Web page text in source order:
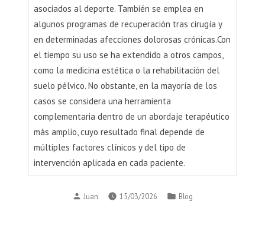
asociados al deporte. También se emplea en
algunos programas de recuperación tras cirugía y
en determinadas afecciones dolorosas crónicas.Con
el tiempo su uso se ha extendido a otros campos,
como la medicina estética o la rehabilitación del
suelo pélvico. No obstante, en la mayoría de los
casos se considera una herramienta
complementaria dentro de un abordaje terapéutico
más amplio, cuyo resultado final depende de
múltiples factores clínicos y del tipo de
intervención aplicada en cada paciente.
Publicado
Juan 15/03/2026
Publicado
Blog